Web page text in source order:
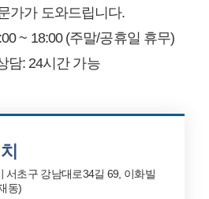
가가 도와드립니다.
~ 18:00 (주말/공휴일 휴무)
담: 24시간 가능
서초구 강남대로34길 69, 이화빌
동)